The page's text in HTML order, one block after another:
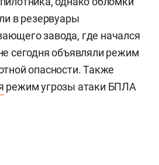
в резервуары
завода, где начался
сегодня объявляли режим
опасности. Также
режим угрозы атаки БПЛА